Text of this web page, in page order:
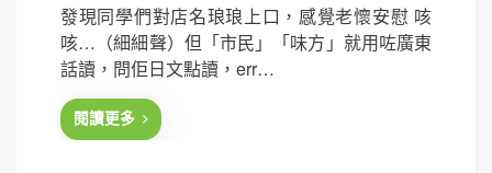
s
t
e
d
發現同學們對店名琅琅上口，感覺老懷安慰 咳
咳…（細細聲）但「市民」「味方」就用咗廣東
話讀，問佢日文點讀，err…
閱讀更多